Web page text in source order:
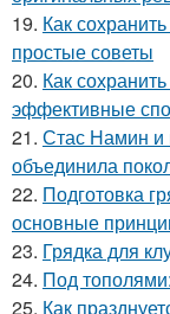
19. Как
простые советы
20. Как
эффективные
21. Стас Намин и
объединила
22. Подготовка
основные
23. Грядка для
24. Под
25. Как